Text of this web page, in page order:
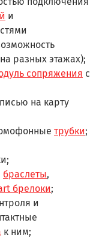
и
разных этажах);
сопряжения с
на карту
трубки;
браслеты,
брелоки;
и
к ним;